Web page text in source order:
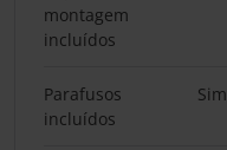
montagem
incluídos
Parafusos
incluídos
Sim